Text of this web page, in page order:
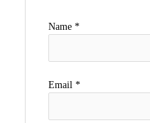
Name *
Email *